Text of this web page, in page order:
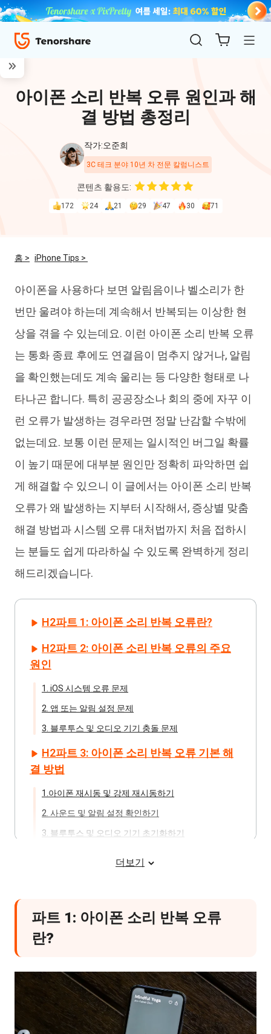
for iOS
iOS
iAnyGo
아이폰 소리 반복 오류 원인과 해
결 방법 총정리
작가:오준희
3C 테크 분야 10년 차 전문 칼럼니스트
콘텐츠 활용도:
172 24 21 29 47 30 71
홈 > iPhone Tips >
아이폰을 사용하다 보면 알림음이나 벨소리가 한
번만 울려야 하는데 계속해서 반복되는 이상한 현
상을 겪을 수 있는데요. 이런 아이폰 소리 반복 오류
는 통화 종료 후에도 연결음이 멈추지 않거나, 알림
을 확인했는데도 계속 울리는 등 다양한 형태로 나
타나곤 합니다. 특히 공공장소나 회의 중에 자꾸 이
런 오류가 발생하는 경우라면 정말 난감할 수밖에
없는데요. 보통 이런 문제는 일시적인 버그일 확률
이 높기 때문에 대부분 원인만 정확히 파악하면 쉽
게 해결할 수 있으니 이 글에서는 아이폰 소리 반복
오류가 왜 발생하는 지부터 시작해서, 증상별 맞춤
해결 방법과 시스템 오류 대처법까지 처음 접하시
는 분들도 쉽게 따라하실 수 있도록 완벽하게 정리
해드리겠습니다.
H2파트 1: 아이폰 소리 반복 오류란?
H2파트 2: 아이폰 소리 반복 오류의 주요
원인
1. iOS 시스템 오류 문제
2. 앱 또는 알림 설정 문제
3. 블루투스 및 오디오 기기 충돌 문제
H2파트 3: 아이폰 소리 반복 오류 기본 해
결 방법
1.아이폰 재시동 및 강제 재시동하기
2. 사운드 및 알림 설정 확인하기
3. 블루투스 및 오디오 기기 초기화하기
H2파트 4: 특정 상황별 소리 반복 오류 해
2. 알림음만 계속 반복될 때
3. 음악 및 영상 종료 후 소리가 남아 있을 때
속될 경우
1. 업데이트 직후 발생하는 오류 특징
2. 일반 설정으로 해결되지 않는 이유
더보기
파트 1: 아이폰 소리 반복 오류
란?